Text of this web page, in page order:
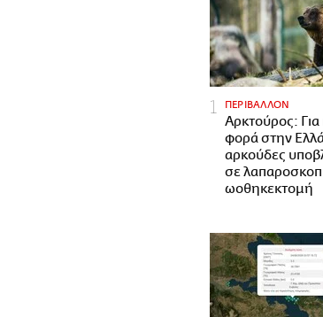
ΠΕΡΙΒΑΛΛΟΝ
Αρκτούρος:
φορά στην
αρκούδες
σε
ωοθηκεκτομή